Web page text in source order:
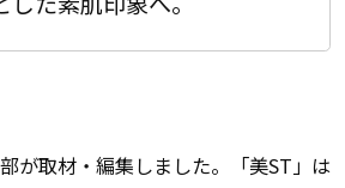
が取材・編集しました。「美ST」は